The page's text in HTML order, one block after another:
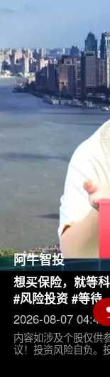
阿牛智投
想买保险，就等
#风险投资 #等待
2026-08-07 04:45
内容如涉及个股仅供
议！投资风险自负。